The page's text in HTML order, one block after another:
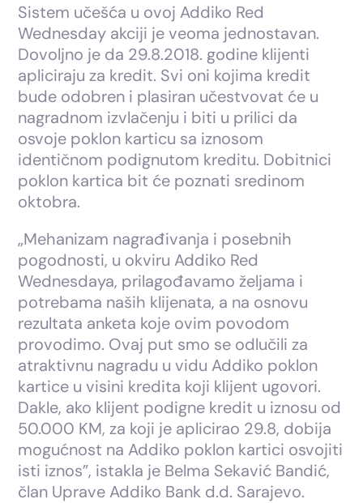
Sistem učešća u ovoj Addiko Red
Wednesday akciji je veoma jednostavan.
Dovoljno je da 29.8.2018. godine klijenti
apliciraju za kredit. Svi oni kojima kredit
bude odobren i plasiran učestvovat će u
nagradnom izvlačenju i biti u prilici da
osvoje poklon karticu sa iznosom
identičnom podignutom kreditu. Dobitnici
poklon kartica bit će poznati sredinom
oktobra.
„Mehanizam nagrađivanja i posebnih
pogodnosti, u okviru Addiko Red
Wednesdaya, prilagođavamo željama i
potrebama naših klijenata, a na osnovu
rezultata anketa koje ovim povodom
provodimo. Ovaj put smo se odlučili za
atraktivnu nagradu u vidu Addiko poklon
kartice u visini kredita koji klijent ugovori.
Dakle, ako klijent podigne kredit u iznosu od
50.000 KM, za koji je aplicirao 29.8, dobija
mogućnost na Addiko poklon kartici osvojiti
isti iznos”, istakla je Belma Sekavić Bandić,
član Uprave Addiko Bank d.d. Sarajevo.